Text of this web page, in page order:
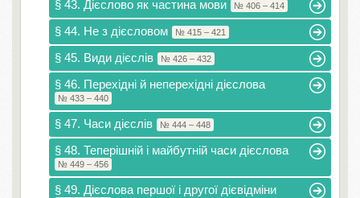
§ 43. Дієслово як частина мови № 406 – 414
§ 44. Не з дієсловом № 415 – 421
§ 45. Види дієслів № 426 – 432
§ 46. Перехідні й неперехідні дієслова
№ 433 – 440
§ 47. Часи дієслів № 444 – 448
§ 48. Теперішній і майбутній часи дієслова
№ 449 – 456
§ 49. Дієслова першої і другої дієвідміни